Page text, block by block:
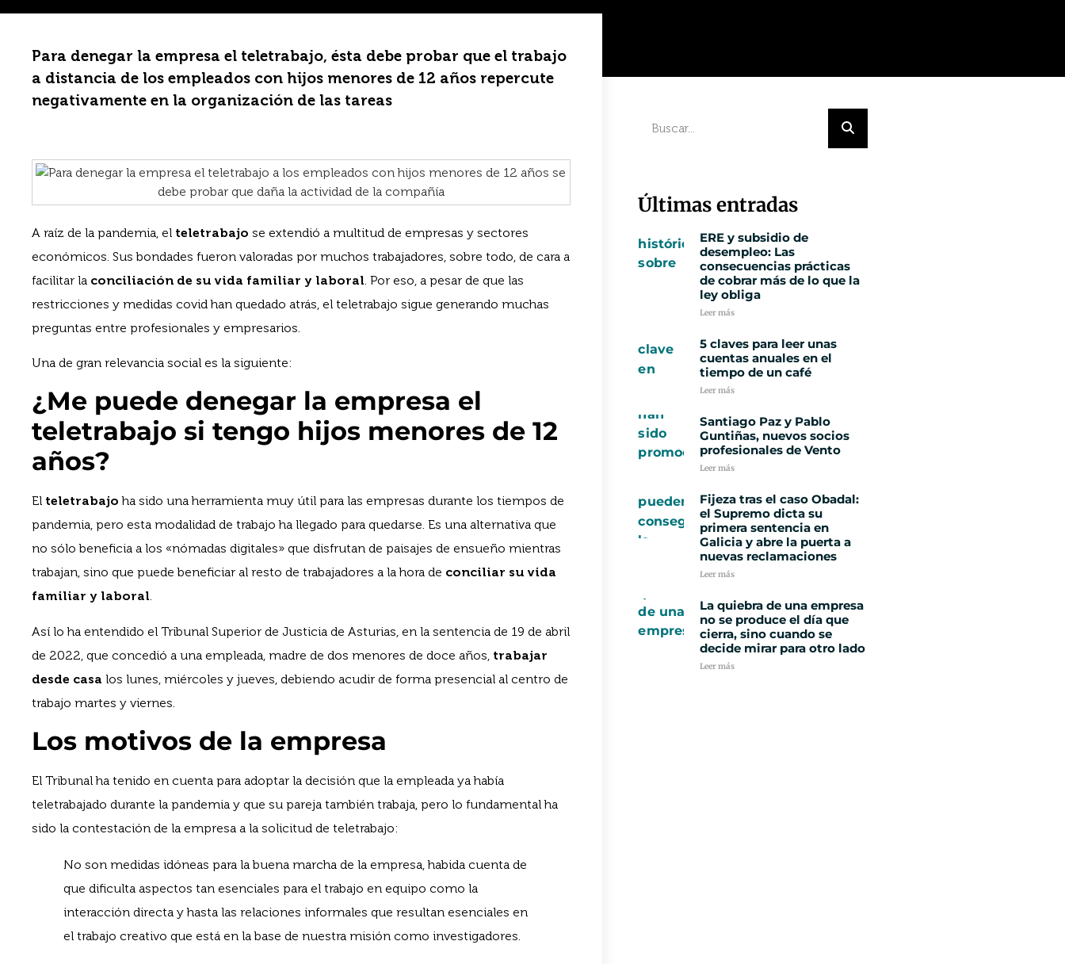
Para denegar la empresa el teletrabajo, ésta debe probar que el trabajo
a distancia de los empleados con hijos menores de 12 años repercute
negativamente en la organización de las tareas
A raíz de la pandemia, el teletrabajo se extendió a multitud de empresas y sectores
económicos. Sus bondades fueron valoradas por muchos trabajadores, sobre todo, de cara a
facilitar la conciliación de su vida familiar y laboral . Por eso, a pesar de que las
restricciones y medidas covid han quedado atrás, el teletrabajo sigue generando muchas
preguntas entre profesionales y empresarios.
Una de gran relevancia social es la siguiente:
¿Me puede denegar la empresa el
teletrabajo si tengo hijos menores de 12
años?
El teletrabajo ha sido una herramienta muy útil para las empresas durante los tiempos de
pandemia, pero esta modalidad de trabajo ha llegado para quedarse. Es una alternativa que
no sólo beneficia a los «nómadas digitales» que disfrutan de paisajes de ensueño mientras
trabajan, sino que puede beneficiar al resto de trabajadores a la hora de conciliar su vida
familiar y laboral.
Así lo ha entendido el Tribunal Superior de Justicia de Asturias, en la sentencia de 19 de abril
de 2022, que concedió a una empleada, madre de dos menores de doce años, trabajar
desde casa los lunes, miércoles y jueves, debiendo acudir de forma presencial al centro de
trabajo martes y viernes.
Los motivos de la empresa
El Tribunal ha tenido en cuenta para adoptar la decisión que la empleada ya había
teletrabajado durante la pandemia y que su pareja también trabaja, pero lo fundamental ha
sido la contestación de la empresa a la solicitud de teletrabajo:
No son medidas idóneas para la buena marcha de la empresa, habida cuenta de
que dificulta aspectos tan esenciales para el trabajo en equipo como la
interacción directa y hasta las relaciones informales que resultan esenciales en
el trabajo creativo que está en la base de nuestra misión como investigadores.
Últimas entradas
ERE y subsidio de
desempleo: Las
consecuencias prácticas
de cobrar más de lo que la
ley obliga
Leer más
5 claves para leer unas
cuentas anuales en el
tiempo de un café
Leer más
Santiago Paz y Pablo
Guntiñas, nuevos socios
profesionales de Vento
Leer más
Fijeza tras el caso Obadal:
el Supremo dicta su
primera sentencia en
Galicia y abre la puerta a
nuevas reclamaciones
Leer más
La quiebra de una empresa
no se produce el día que
cierra, sino cuando se
decide mirar para otro lado
Leer más